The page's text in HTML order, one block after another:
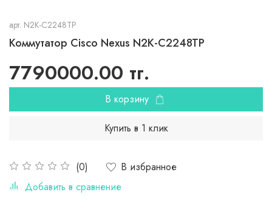
арт. N2K-C2248TP
Коммутатор Cisco Nexus N2K-C2248TP
(0)
В избранное
Добавить в сравнение
7790000.00 тг.
В корзину
Купить в 1 клик